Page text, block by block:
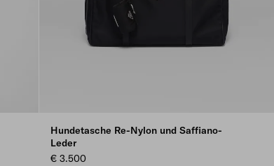
Hundetasche Re-Nylon und Saffiano-
Leder
€ 3.500